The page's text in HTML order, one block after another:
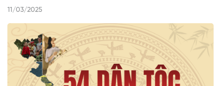
11/03/2025